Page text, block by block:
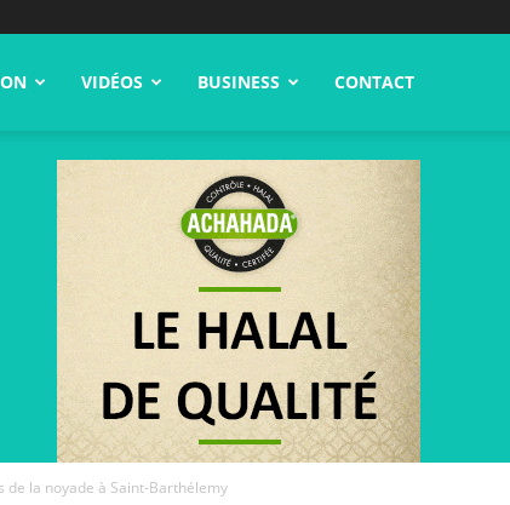
VIDÉOS BUSINESS CONTACT
de la noyade à Saint-Barthélemy